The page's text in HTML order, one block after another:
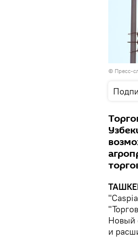
© Пресс-
Новый
и